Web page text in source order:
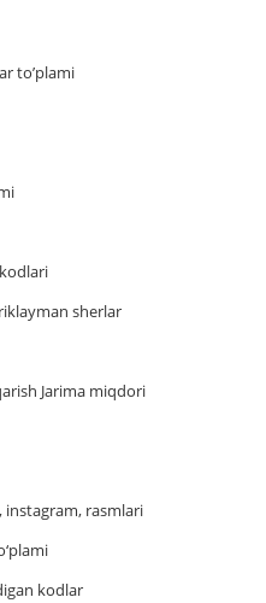
to’plami
sherlar
Jаrimа miqdori
rasmlari
kodlar